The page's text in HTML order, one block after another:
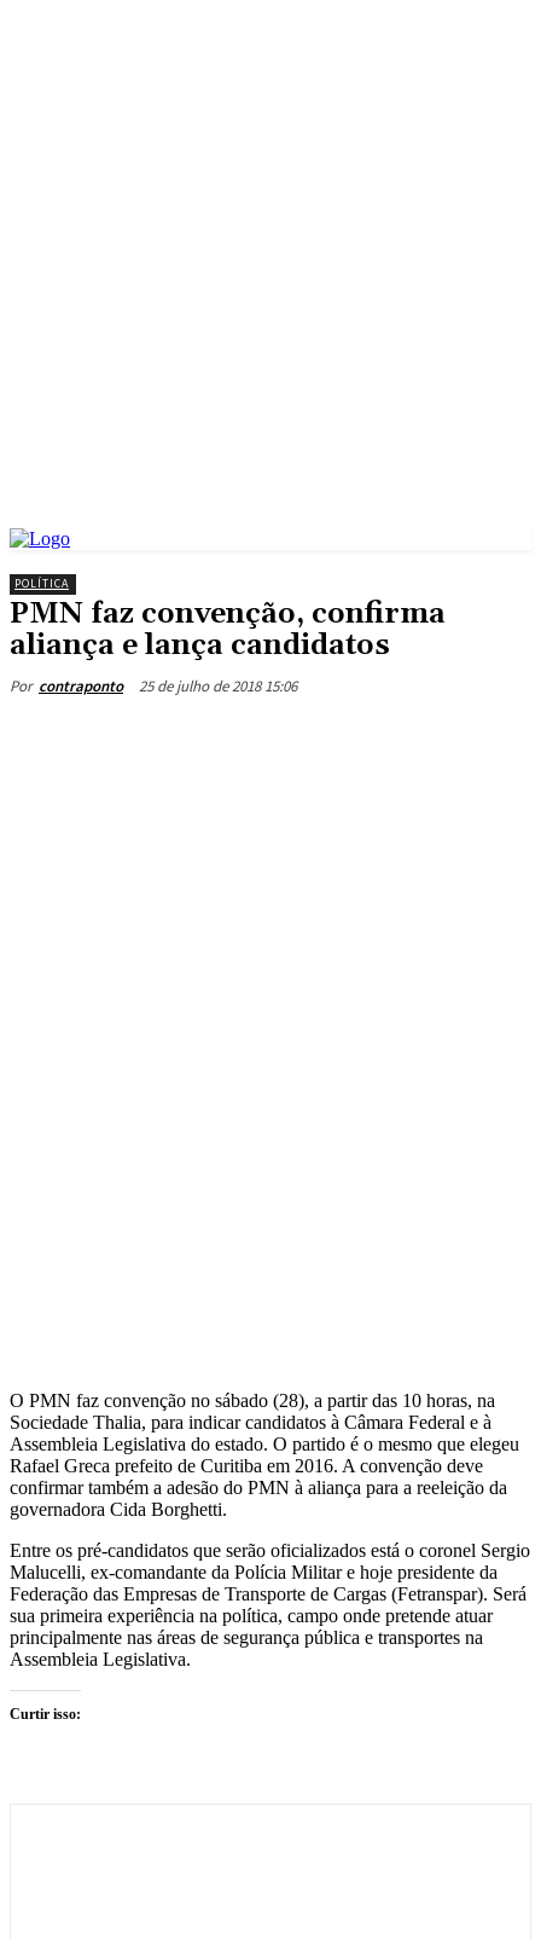
POLÍTICA
PMN faz convenção, confirma
aliança e lança candidatos
Por contraponto 25 de julho de 2018 15:06
O PMN faz convenção no sábado (28), a partir das 10 horas, na
Sociedade Thalia, para indicar candidatos à Câmara Federal e à
Assembleia Legislativa do estado. O partido é o mesmo que elegeu
Rafael Greca prefeito de Curitiba em 2016. A convenção deve
confirmar também a adesão do PMN à aliança para a reeleição da
governadora Cida Borghetti.
Entre os pré-candidatos que serão oficializados está o coronel Sergio
Malucelli, ex-comandante da Polícia Militar e hoje presidente da
Federação das Empresas de Transporte de Cargas (Fetranspar). Será
sua primeira experiência na política, campo onde pretende atuar
principalmente nas áreas de segurança pública e transportes na
Assembleia Legislativa.
Curtir isso: